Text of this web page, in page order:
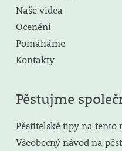
Naše videa
Ocenění
Pomáháme
Kontakty
Pěstujme
Pěstitelské tipy na tento
Všeobecný návod na